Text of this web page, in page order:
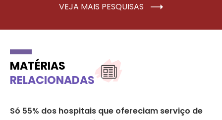
VEJA MAIS PESQUISAS
MATÉRIAS
RELACIONADAS
Só 55% dos hospitais que ofereciam serviço de